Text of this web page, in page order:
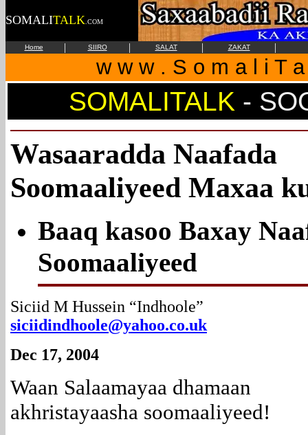
SOMALITALK .COM
Home | SIIRO | SALAT | ZAKAT |
w w w . S o m a l i T
SOMALITALK -
Wasaaradda Naafada
Soomaaliyeed Maxaa
Baaq kasoo Baxay
Soomaaliyeed
Siciid M Hussein “Indhoole”
siciidindhoole@yahoo.co.uk
Dec 17, 2004
Waan Salaamayaa dhamaan
akhristayaasha soomaaliyeed!